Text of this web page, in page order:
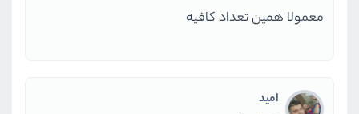
معمولا همین تعداد کافیه
امید